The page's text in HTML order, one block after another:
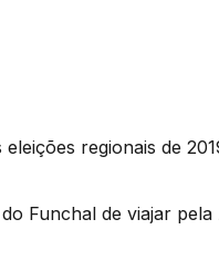
regionais de
Funchal de viajar